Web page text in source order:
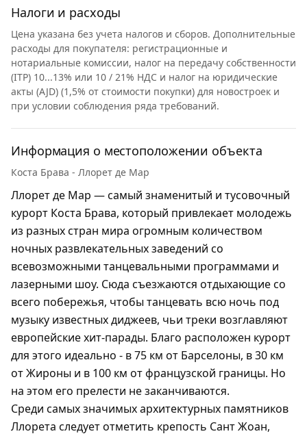
Налоги и расходы
Цена указана без учета налогов и сборов. Дополнительные
расходы для покупателя: регистрационные и
нотариальные комиссии, налог на передачу собственности
(ITP) 10...13% или 10 / 21% НДС и налог на юридические
акты (AJD) (1,5% от стоимости покупки) для новостроек и
при условии соблюдения ряда требований.
Информация о местоположении объекта
Коста Брава - Ллорет де Мар
Ллорет де Мар — самый знаменитый и тусовочный
курорт Коста Брава, который привлекает молодежь
из разных стран мира огромным количеством
ночных развлекательных заведений со
всевозможными танцевальными программами и
лазерными шоу. Сюда съезжаются отдыхающие со
всего побережья, чтобы танцевать всю ночь под
музыку известных диджеев, чьи треки возглавляют
европейские хит-парады. Благо расположен курорт
для этого идеально - в 75 км от Барселоны, в 30 км
от Жироны и в 100 км от французской границы. Но
на этом его прелести не заканчиваются.
Среди самых значимых архитектурных памятников
Ллорета следует отметить крепость Сант Жоан,